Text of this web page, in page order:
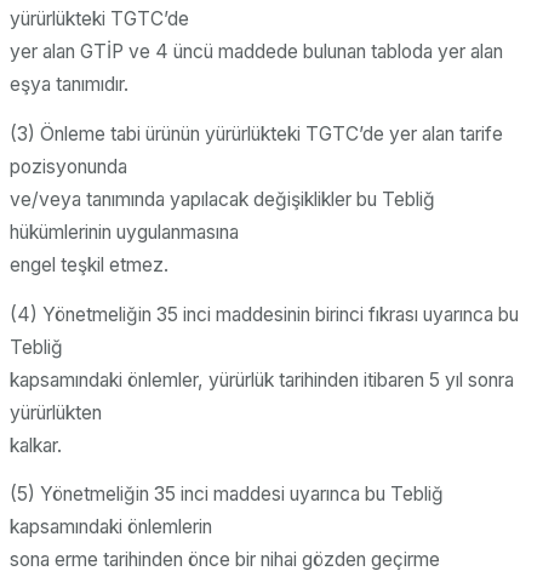
yürürlükteki TGTC’de
yer alan GTİP ve 4 üncü maddede bulunan tabloda yer alan
eşya tanımıdır.
(3) Önleme tabi ürünün yürürlükteki TGTC’de yer alan tarife
pozisyonunda
ve/veya tanımında yapılacak değişiklikler bu Tebliğ
hükümlerinin uygulanmasına
engel teşkil etmez.
(4) Yönetmeliğin 35 inci maddesinin birinci fıkrası uyarınca bu
Tebliğ
kapsamındaki önlemler, yürürlük tarihinden itibaren 5 yıl sonra
yürürlükten
kalkar.
(5) Yönetmeliğin 35 inci maddesi uyarınca bu Tebliğ
kapsamındaki önlemlerin
sona erme tarihinden önce bir nihai gözden geçirme